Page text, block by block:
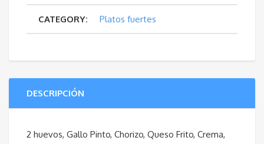
cantidad
CATEGORY: Platos fuertes
DESCRIPCIÓN
2 huevos, Gallo Pinto, Chorizo, Queso Frito, Crema,